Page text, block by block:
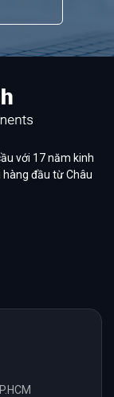
với 17 năm kinh
đầu từ Châu